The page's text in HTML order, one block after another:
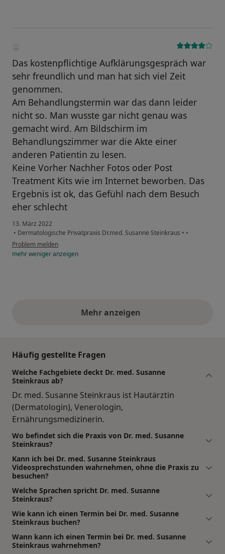
Das kostenpflichtige Aufklärungsgespräch war
sehr freundlich und man hat sich viel Zeit
genommen.
Am Behandlungstermin war das dann leider
nicht so. Man wusste gar nicht genau was
gemacht wird. Am Bildschirm im
Behandlungszimmer war die Akte einer
anderen Patientin zu lesen.
Keine Vorher Nachher Fotos oder Post
Treatment Kits wie im Internet beworben. Das
Ergebnis ist ok, das Gefühl nach dem Besuch
eher schlecht
13. März 2022
• Dermatologische Privatpraxis Dr.med. Susanne Steinkraus • •
Problem melden
mehrwenigeranzeigen
Mehr anzeigenobige Stellungnahmen
Häufig gestellte Fragen
Welche Fachgebiete deckt Dr. med. Susanne
Steinkraus ab?
Dr. med. Susanne Steinkraus ist Hautärztin
(Dermatologin), Venerologin,
Ernährungsmedizinerin.
Wo befindet sich die Praxis von Dr. med. Susanne
Steinkraus?
Kann ich bei Dr. med. Susanne Steinkraus
Videosprechstunden wahrnehmen, ohne die Praxis zu
besuchen?
Welche Sprachen spricht Dr. med. Susanne
Steinkraus?
Wie kann ich einen Termin bei Dr. med. Susanne
Steinkraus buchen?
Wann kann ich einen Termin bei Dr. med. Susanne
Steinkraus wahrnehmen?